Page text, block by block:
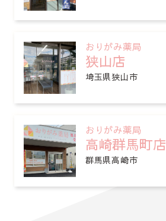
おりがみ薬局
狭山店
埼玉県狭山市
おりがみ薬局
高崎群馬町店
群馬県高崎市